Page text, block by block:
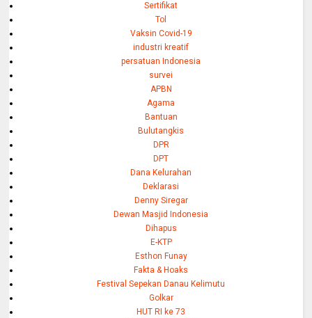
Sertifikat
Tol
Vaksin Covid-19
industri kreatif
persatuan Indonesia
survei
APBN
Agama
Bantuan
Bulutangkis
DPR
DPT
Dana Kelurahan
Deklarasi
Denny Siregar
Dewan Masjid Indonesia
Dihapus
E-KTP
Esthon Funay
Fakta & Hoaks
Festival Sepekan Danau Kelimutu
Golkar
HUT RI ke 73